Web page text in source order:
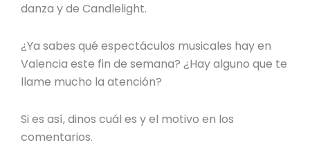
danza y de Candlelight.
¿Ya sabes quéespectáculos musicales hay en
Valencia este fin de semana?¿Hay alguno que te
llame mucho la atención?
Si es así, dinos cuál es y el motivo en los
comentarios.